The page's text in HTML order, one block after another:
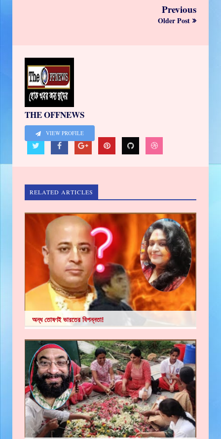
Previous
Older Post
THE OFFNEWS
VIEW PROFILE
RELATED ARTICLES
অন্ধ তোষণই ভারতের বিপন্নতা!